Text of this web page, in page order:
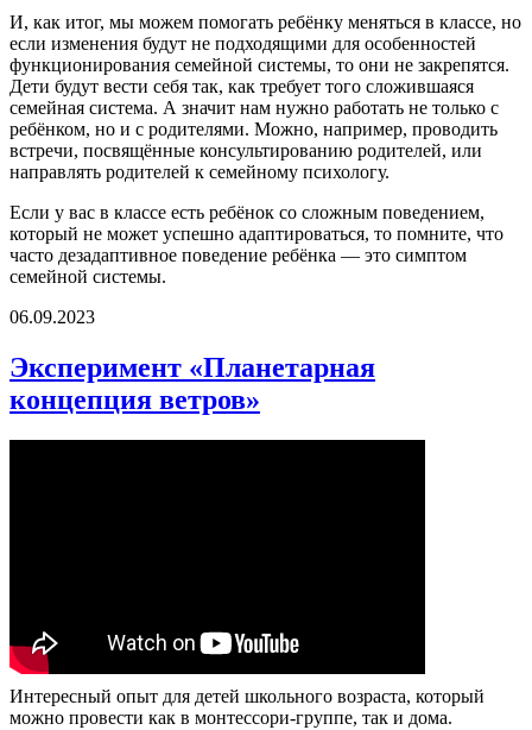
И, как итог, мы можем помогать ребёнку меняться в классе, но
если изменения будут не подходящими для особенностей
функционирования семейной системы, то они не закрепятся.
Дети будут вести себя так, как требует того сложившаяся
семейная система. А значит нам нужно работать не только с
ребёнком, но и с родителями. Можно, например, проводить
встречи, посвящённые консультированию родителей, или
направлять родителей к семейному психологу.
Если у вас в классе есть ребёнок со сложным поведением,
который не может успешно адаптироваться, то помните, что
часто дезадаптивное поведение ребёнка — это симптом
семейной системы.
06.09.2023
Эксперимент «Планетарная
концепция ветров»
Интересный опыт для детей школьного возраста, который
можно провести как в монтессори-группе, так и дома. ️ ️ ️